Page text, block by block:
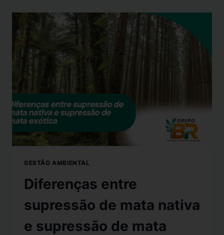
GESTÃO AMBIENTAL
Diferenças entre
supressão de mata nativa
e supressão de mata